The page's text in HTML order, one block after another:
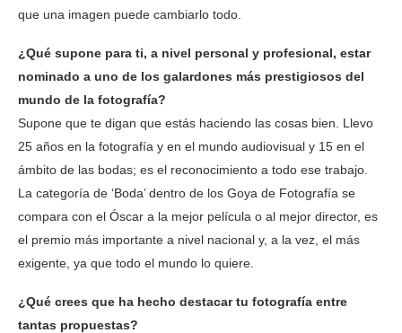
que una imagen puede cambiarlo todo.
¿Qué supone para ti, a nivel personal y profesional, estar
nominado a uno de los galardones más prestigiosos del
mundo de la fotografía?
Supone que te digan que estás haciendo las cosas bien. Llevo
25 años en la fotografía y en el mundo audiovisual y 15 en el
ámbito de las bodas; es el reconocimiento a todo ese trabajo.
La categoría de ‘Boda’ dentro de los Goya de Fotografía se
compara con el Óscar a la mejor película o al mejor director, es
el premio más importante a nivel nacional y, a la vez, el más
exigente, ya que todo el mundo lo quiere.
¿Qué crees que ha hecho destacar tu fotografía entre
tantas propuestas?